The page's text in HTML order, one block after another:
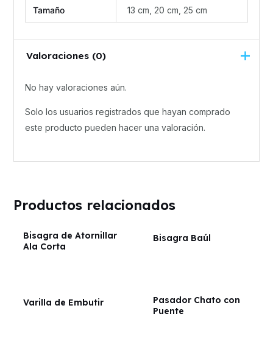
Tamaño 13 cm, 20 cm, 25 cm
Valoraciones (0)
No hay valoraciones aún.
Solo los usuarios registrados que hayan comprado
este producto pueden hacer una valoración.
Productos relacionados
Bisagra de Atornillar
Ala Corta
Bisagra Baúl
Varilla de Embutir
Pasador Chato con
Puente